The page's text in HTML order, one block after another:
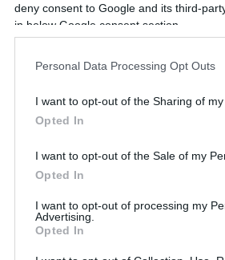
deny consent to Google and its third-
in below Google consent section.
Personal Data Processing Opt Outs
I want to opt-out of the Sharing of my
Opted In
I want to opt-out of the Sale of my
Opted In
I want to opt-out of processing my
Advertising.
Opted In